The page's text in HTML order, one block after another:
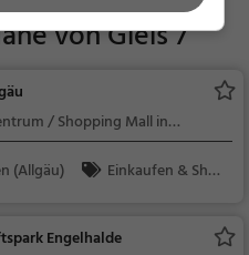
vonGleis 7
/ Shopping Mall in
(Allgäu)
Einkaufen & Shop
Engelhalde